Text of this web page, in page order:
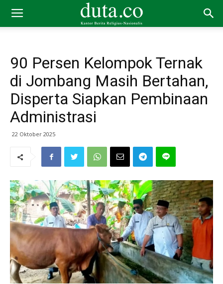
90 Persen Kelompok Ternak
di Jombang Masih Bertahan,
Disperta Siapkan Pembinaan
Administrasi
22 Oktober 2025